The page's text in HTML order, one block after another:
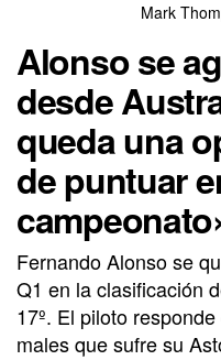
Mark
Alonso se
desde
queda una
de puntuar
Fernando Alonso se
Q1 en la clasificación
17º. El piloto
males que sufre su